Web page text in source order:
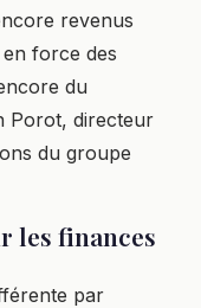
revenus
force des
du
Porot, directeur
du groupe
les finances
par